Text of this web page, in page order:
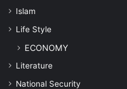
Islam
Life Style
ECONOMY
Literature
National Security